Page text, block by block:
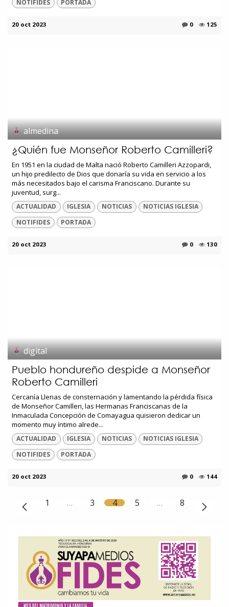
NOTIFIDES PORTADA
20 oct 2023 0 125
almedina
¿Quién fue Monseñor Roberto Camilleri?
En 1951 en la ciudad de Malta nació Roberto Camilleri Azzopardi,
un hijo predilecto de Dios que donaría su vida en servicio a los
más necesitados bajo el carisma Franciscano. Durante su
juventud, surg...
ACTUALIDAD IGLESIA NOTICIAS
NOTICIAS IGLESIA
NOTIFIDES
PORTADA
20 oct 2023 0 130
digital
Pueblo hondureño despide a Monseñor
Roberto Camilleri
Cercanía Llenas de consternación y lamentando la pérdida física
de Monseñor Camilleri, las Hermanas Franciscanas de la
Inmaculada Concepción de Comayagua quisieron dedicar un
momento muy íntimo alrede...
ACTUALIDAD IGLESIA NOTICIAS
NOTICIAS IGLESIA
NOTIFIDES
PORTADA
20 oct 2023 0 144
1 … 3 4 5 … 8